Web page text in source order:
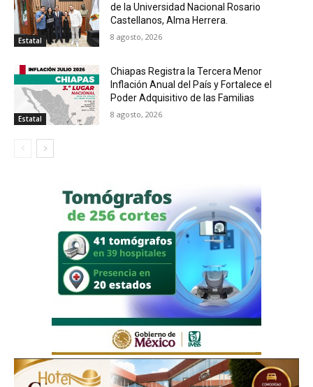
Estatal
de la Universidad Nacional Rosario
Castellanos, Alma Herrera.
8 agosto, 2026
Estatal
Chiapas Registra la Tercera Menor
Inflación Anual del País y Fortalece el
Poder Adquisitivo de las Familias
8 agosto, 2026